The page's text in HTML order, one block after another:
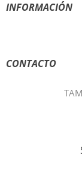
INFORMACIÓN
CONTACTO